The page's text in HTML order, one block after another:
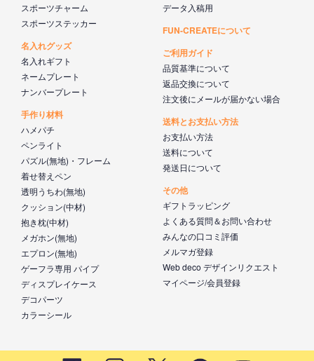
スポーツチャーム
スポーツステッカー
名入れグッズ
名入れギフト
ネームプレート
ナンバープレート
手作り材料
ハメパチ
ペンライト
パズル(無地)・フレーム
着せ替えペン
透明うちわ(無地)
クッション(中材)
抱き枕(中材)
メガホン(無地)
エプロン(無地)
ゲーフラ専用 パイプ
ディスプレイケース
デコパーツ
カラーシール
データ入稿用
FUN-CREATEについて
ご利用ガイド
品質基準について
返品交換について
注文後にメールが届かない場合
送料とお支払い方法
お支払い方法
送料について
発送日について
その他
ギフトラッピング
よくある質問＆お問い合わせ
みんなの口コミ評価
メルマガ登録
Web deco デザインリクエスト
マイページ/会員登録